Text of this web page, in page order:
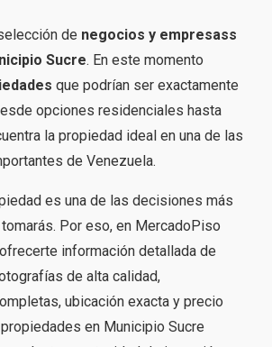
de negocios y empresass
Sucre. En este momento
que podrían ser exactamente
opciones residenciales hasta
la propiedad ideal en una de las
de Venezuela.
es una de las decisiones más
Por eso, en MercadoPiso
información detallada de
de alta calidad,
ubicación exacta y precio
en Municipio Sucre